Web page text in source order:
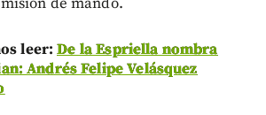
leer:De la Espriella nombra
Andrés Felipe Velásquez